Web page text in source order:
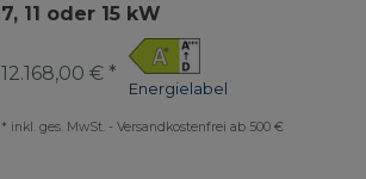
7, 11 oder 15 kW
Energielabel
12.168,00 € *
* inkl. ges. MwSt.- Versandkostenfrei ab 500 €